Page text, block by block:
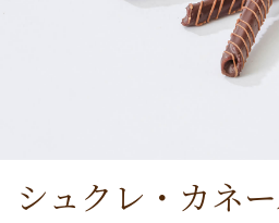
シュクレ・カネ